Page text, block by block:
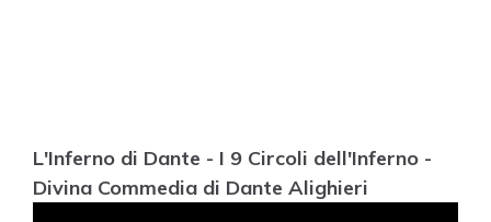
L'Inferno di Dante - I 9 Circoli dell'Inferno -
Divina Commedia di Dante Alighieri